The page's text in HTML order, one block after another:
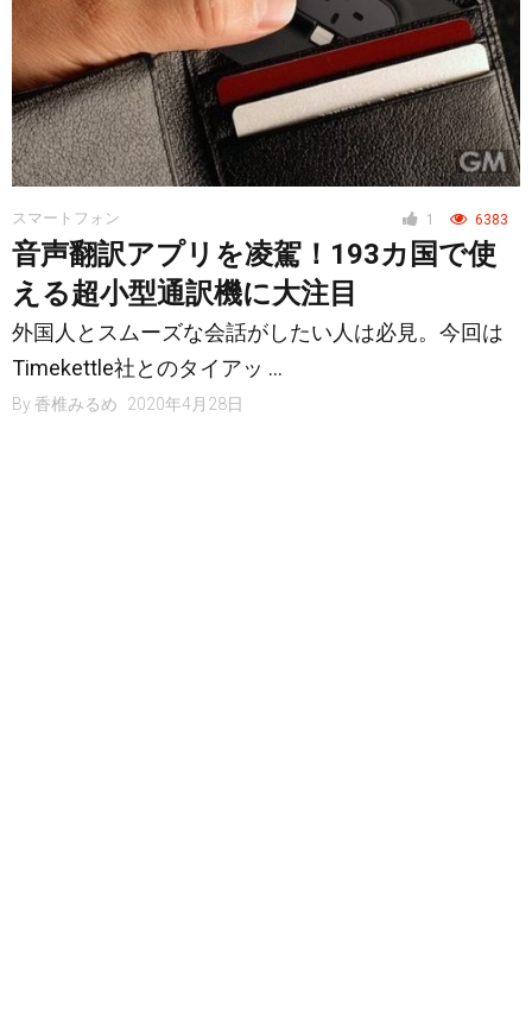
1 6383
スマートフォン
音声翻訳アプリを凌駕！193カ国で使
える超小型通訳機に大注目
外国人とスムーズな会話がしたい人は必見。今回は
Timekettle社とのタイアッ …
By 香椎みるめ 2020年4月28日